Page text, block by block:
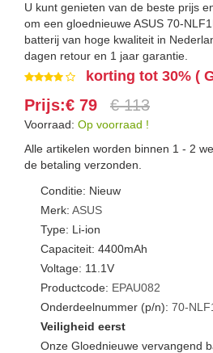
U kunt genieten van de beste prijs
om een gloednieuwe ASUS 70-
batterij van hoge kwaliteit in
dagen retour en 1 jaar garantie.
korting tot 30% (
Prijs:€ 79 € 113
Voorraad: Op voorraad !
Alle artikelen worden binnen 1 - 2
de betaling verzonden.
Conditie: Nieuw
Merk: ASUS
Type: Li-ion
Capaciteit: 4400mAh
Voltage: 11.1V
Productcode: EPAU082
Onderdeelnummer (p/n): 70-
Veiligheid eerst
Onze Gloednieuwe vervangend